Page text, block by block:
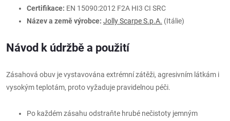
Certifikace: EN 15090:2012 F2A HI3 CI SRC
Název a země výrobce: Jolly Scarpe S.p.A. (Itálie)
Návod k údržbě a použití
Zásahová obuv je vystavována extrémní zátěži, agresivním látkám i
vysokým teplotám, proto vyžaduje pravidelnou péči.
Po každém zásahu odstraňte hrubé nečistoty jemným